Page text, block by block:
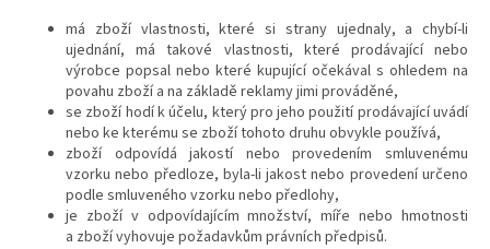
má zboží vlastnosti, které si strany ujednaly, a chybí-li
ujednání, má takové vlastnosti, které prodávající nebo
výrobce popsal nebo které kupující očekával s ohledem na
povahu zboží a na základě reklamy jimi prováděné,
se zboží hodí k účelu, který pro jeho použití prodávající uvádí
nebo ke kterému se zboží tohoto druhu obvykle používá,
zboží odpovídá jakostí nebo provedením smluvenému
vzorku nebo předloze, byla-li jakost nebo provedení určeno
podle smluveného vzorku nebo předlohy,
je zboží v odpovídajícím množství, míře nebo hmotnosti
a zboží vyhovuje požadavkům právních předpisů.